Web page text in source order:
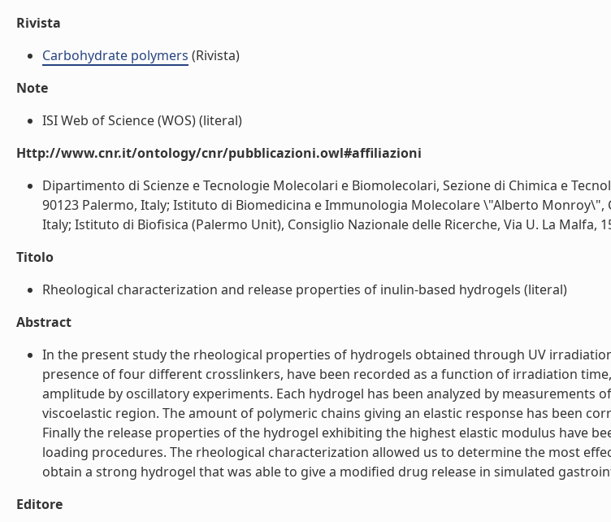
Rivista
Carbohydrate polymers (Rivista)
Note
ISI Web of Science (WOS) (literal)
Http://www.cnr.it/ontology/cnr/pubblicazioni.owl#affiliazioni
Dipartimento di Scienze e Tecnologie Molecolari e Biomolecolari, Sezione di Chimica e
90123 Palermo, Italy; Istituto di Biomedicina e Immunologia Molecolare \"Alberto Monroy\",
Italy; Istituto di Biofisica (Palermo Unit), Consiglio Nazionale delle Ricerche, Via U. La Malfa,
Titolo
Rheological characterization and release properties of inulin-based hydrogels (literal)
Abstract
In the present study the rheological properties of hydrogels obtained through UV
presence of four different crosslinkers, have been recorded as a function of irradiation
amplitude by oscillatory experiments. Each hydrogel has been analyzed by measurements
viscoelastic region. The amount of polymeric chains giving an elastic response has been
Finally the release properties of the hydrogel exhibiting the highest elastic modulus have
loading procedures. The rheological characterization allowed us to determine the most
obtain a strong hydrogel that was able to give a modified drug release in simulated
Editore